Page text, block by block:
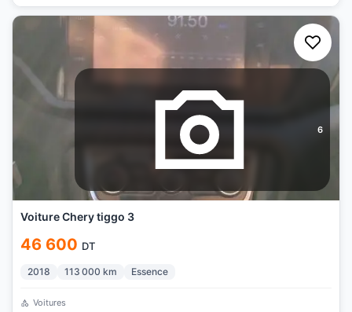
6
Voiture Chery tiggo 3
46 600 DT
2018 113 000 km Essence
Voitures